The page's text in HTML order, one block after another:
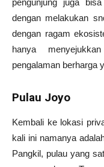
dengan melakukan
dengan ragam
hanya
pengalaman berharga
Pulau Joyo
Kembali ke lokasi
kali ini namanya
Pangkil, pulau yang